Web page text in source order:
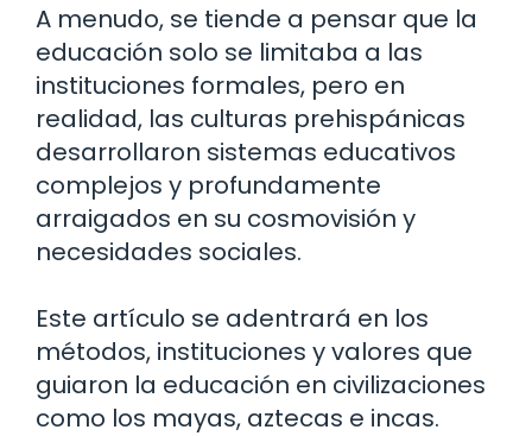
A menudo, se tiende a pensar que la
educación solo se limitaba a las
instituciones formales, pero en
realidad, las culturas prehispánicas
desarrollaron sistemas educativos
complejos y profundamente
arraigados en su cosmovisión y
necesidades sociales.
Este artículo se adentrará en los
métodos, instituciones y valores que
guiaron la educación en civilizaciones
como los mayas, aztecas e incas.